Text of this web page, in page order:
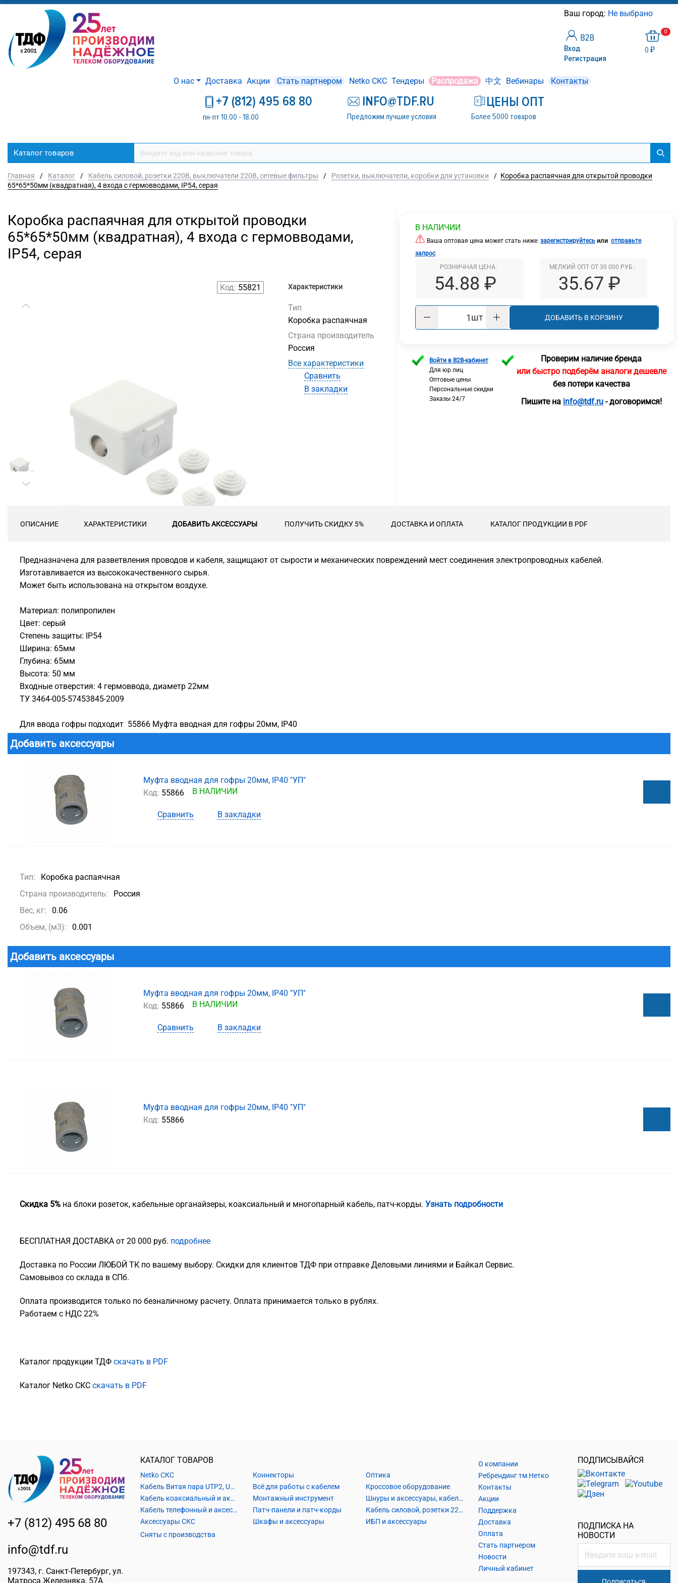
Ваш город: Не выбрано
Вход
Регистрация
0
0 ₽
О нас Доставка Акции Стать партнером Netko СКС Тендеры Распродажа 中文 Вебинары Контакты
+7 (812) 495 68 80
пн-пт 10.00 - 18.00
INFO@TDF.RU
Предложим лучшие условия
ЦЕНЫ ОПТ
Более 5000 товаров
Каталог товаров
Главная / Каталог / Кабель силовой, розетки 220В, выключатели 220В, сетевые фильтры / Розетки, выключатели, коробки для установки / Коробка распаячная для открытой проводки
65*65*50мм (квадратная), 4 входа с гермовводами, IP54, серая
Коробка распаячная для открытой проводки
65*65*50мм (квадратная), 4 входа с гермовводами,
IP54, серая
Код: 55821 Характеристики
Тип
Коробка распаячная
Страна производитель
Россия
Все характеристики
Сравнить
В закладки
В НАЛИЧИИ
Ваша оптовая цена может стать ниже: зарегистрируйтесь или отправьте
запрос
РОЗНИЧНАЯ ЦЕНА:
54.88 ₽
МЕЛКИЙ ОПТ ОТ 30 000 РУБ.:
35.67 ₽
шт ДОБАВИТЬ В КОРЗИНУ
Войти в B2B-кабинет
Для юр лиц
Оптовые цены
Персональные скидки
Заказы 24/7
Проверим наличие бренда
или быстро подберём аналоги дешевле
без потери качества
Пишите на info@tdf.ru- договоримся!
ОПИСАНИЕ ХАРАКТЕРИСТИКИ ДОБАВИТЬ АКСЕССУАРЫ ПОЛУЧИТЬ СКИДКУ 5% ДОСТАВКА И ОПЛАТА КАТАЛОГ ПРОДУКЦИИ В PDF
Предназначена для разветвления проводов и кабеля, защищают от сырости и механических повреждений мест соединения электропроводных кабелей.
Изготавливается из высококачественного сырья.
Может быть использована на открытом воздухе.
Материал: полипропилен
Цвет: серый
Степень защиты: IP54
Ширина: 65мм
Глубина: 65мм
Высота: 50 мм
Входные отверстия: 4 гермоввода, диаметр 22мм
ТУ 3464-005-57453845-2009
Для ввода гофры подходит 55866 Муфта вводная для гофры 20мм, IP40
Добавить аксессуары
Муфта вводная для гофры 20мм, IP40 "УП"
Код: 55866 В НАЛИЧИИ
Сравнить В закладки
Тип:
Коробка распаячная
Страна производитель:
Россия
Вес, кг:
0.06
Объем, (м3):
0.001
Добавить аксессуары
Муфта вводная для гофры 20мм, IP40 "УП"
Код: 55866 В НАЛИЧИИ
Сравнить В закладки
Муфта вводная для гофры 20мм, IP40 "УП"
Код: 55866
Скидка 5% на блоки розеток, кабельные органайзеры, коаксиальный и многопарный кабель, патч-корды. Узнать подробности
БЕСПЛАТНАЯ ДОСТАВКА от 20 000 руб. подробнее
Доставка по России ЛЮБОЙ ТК по вашему выбору. Скидки для клиентов ТДФ при отправке Деловыми линиями и Байкал Сервис.
Самовывоз со склада в СПб.
Оплата производится только по безналичному расчету. Оплата принимается только в рублях.
Работаем с НДС 22%
Каталог продукции ТДФ скачать в PDF
Каталог Netko СКС скачать в PDF
+7 (812) 495 68 80
info@tdf.ru
197343, г. Санкт-Петербург, ул.
Матроса Железняка, 57A
КАТАЛОГ ТОВАРОВ
Netko СКС
Кабель Витая пара UTP2, UTP4, FTP2, FTP4
Кабель коаксиальный и аксессуары
Кабель телефонный и аксессуары
Аксессуары СКС
Коннекторы
Всё для работы с кабелем
Монтажный инструмент
Патч-панели и патч-корды
Шкафы и аксессуары
Оптика
Кроссовое оборудование
Шнуры и аксессуары, кабельные наконечники
Кабель силовой, розетки 220В, выключатели 220В, сетевые фильтры
ИБП и аксессуары
Сняты с производства
О компании
Ребрендинг тм Нетко
Контакты
Акции
Поддержка
Доставка
Оплата
Стать партнером
Новости
Личный кабинет
ПОДПИСЫВАЙСЯ
ПОДПИСКА НА
НОВОСТИ